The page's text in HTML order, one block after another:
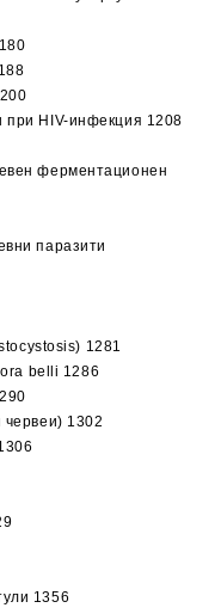
при НІV-инфекция 1208
ферментационен
паразити
1281
belli 1286
червеи) 1302
1356